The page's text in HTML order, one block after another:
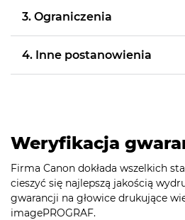
3. Ograniczenia
4. Inne postanowienia
Weryfikacja
Firma Canon dokłada wszelkich
cieszyć się najlepszą jakością
gwarancji na głowice drukujące
imagePROGRAF.